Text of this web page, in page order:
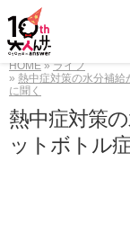
HOME
ライフ
熱中症対策の水分補
に聞く
熱中症対策
ットボトル